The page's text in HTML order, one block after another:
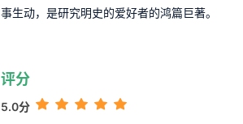
事生动，是研究明史的爱好者的鸿篇巨著。
评分
5.0分